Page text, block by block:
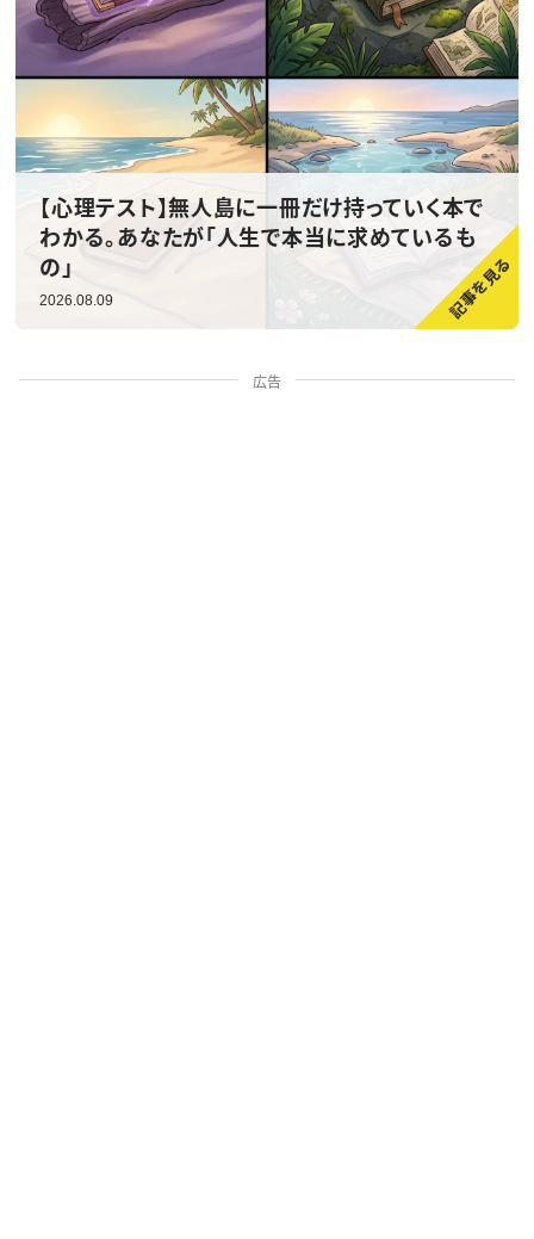
【心理テスト】無人島に一冊だけ持っていく本で
わかる。あなたが「人生で本当に求めているも
の」
2026.08.09
広告